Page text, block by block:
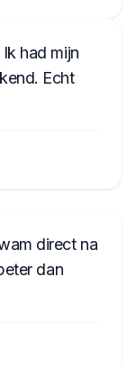
had mijn
Echt
direct na
dan